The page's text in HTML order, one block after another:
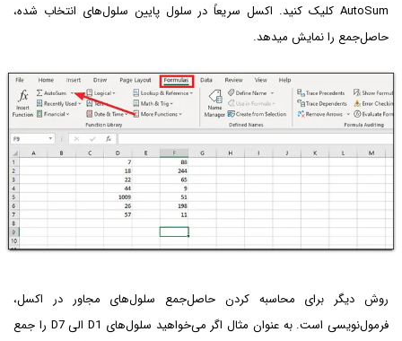
AutoSum کلیک کنید. اکسل سریعاً در سلول پایین سلول‌های انتخاب شده،
حاصل‌جمع را نمایش میدهد.
روش دیگر برای محاسبه کردن حاصل‌جمع سلول‌های مجاور در اکسل،
فرمول‌نویسی است. به عنوان مثال اگر می‌خواهید سلول‌های D1 الی D7 را جمع